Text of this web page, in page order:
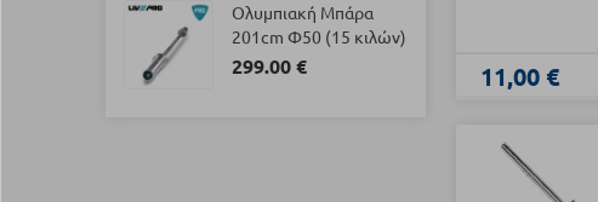
11,00 €
Ολυμπιακή Μπάρα
201cm Φ50 (15 κιλών)
299.00 €